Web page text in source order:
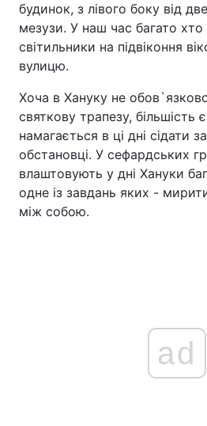
будинок, з лівого боку від
мезузи. У наш час багато хто
світильники на підвіконня
вулицю.
Хоча в Хануку не
святкову трапезу, більшість
намагається в ці дні сідати
обстановці. У сефардських
влаштовують у дні Хануки
одне із завдань яких -
між собою.
ad